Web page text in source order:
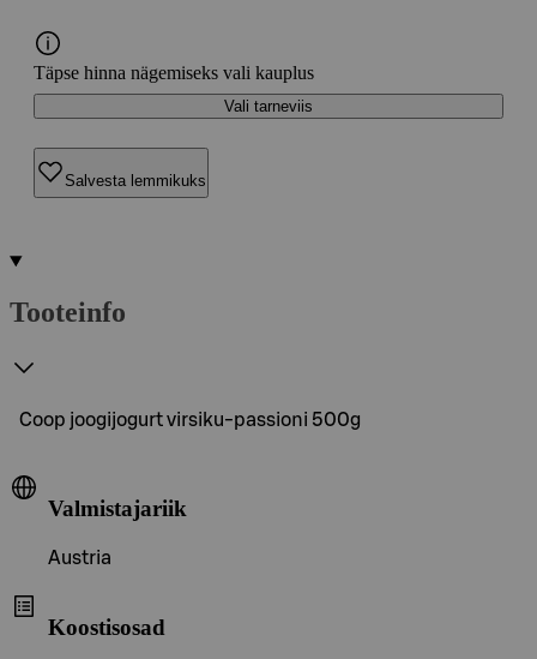
Täpse hinna nägemiseks vali kauplus
Vali tarneviis
Salvesta lemmikuks
Tooteinfo
Coop joogijogurt virsiku-passioni 500g
Valmistajariik
Austria
Koostisosad